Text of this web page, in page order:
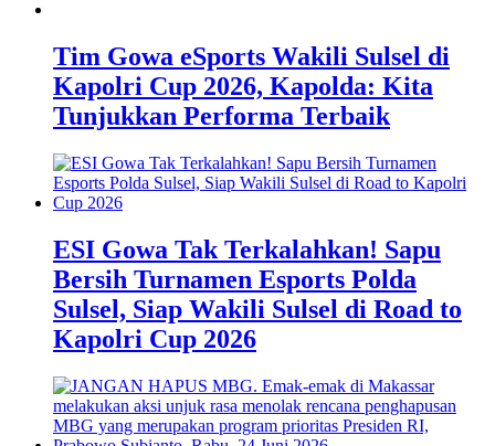
Tim Gowa eSports Wakili Sulsel di
Kapolri Cup 2026, Kapolda: Kita
Tunjukkan Performa Terbaik
ESI Gowa Tak Terkalahkan! Sapu
Bersih Turnamen Esports Polda
Sulsel, Siap Wakili Sulsel di Road to
Kapolri Cup 2026